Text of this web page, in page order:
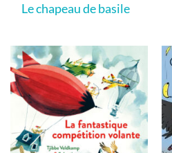
Le chapeau de basile